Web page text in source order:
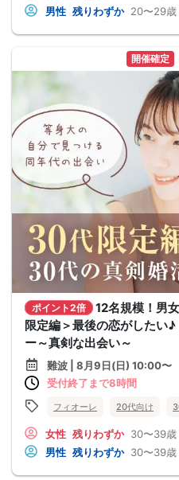
男性 残りわずか 20〜29歳
開催確定
ポイント2倍
12名規模！男
限定編＞最後の恋がしたい
ー～真剣な出会い～
難波 | 8月9日(日) 10:00〜
受付終了まで8時間
フィオーレ 20代向け
女性 残りわずか 30〜39歳
男性 残りわずか 30〜39歳